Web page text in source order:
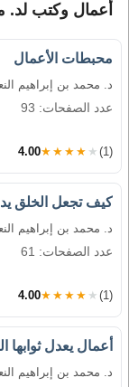
أعمال وكتب لد.
محبطات الأعمال
د. محمد بن إبراهيم
عدد الصفحات: 93
4.00★★★★★ (1)
كيف تجعل الخلق
د. محمد بن إبراهيم
عدد الصفحات: 61
4.00★★★★★ (1)
أعمال يعدل ثوابها
د. محمد بن إبراهيم